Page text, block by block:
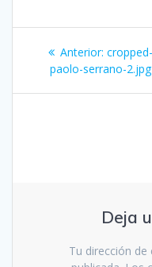
Navegación
Anterior: Entrada
anterior:
cropped-
paolo-serrano-2.jpg
Deja
Tu dirección